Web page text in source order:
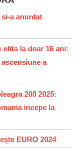
a anuntat
elita la doar 16 ani:
a
200 2025:
incepe la
EURO 2024